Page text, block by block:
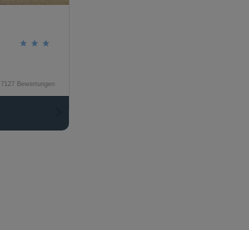
7127 Bewertungen